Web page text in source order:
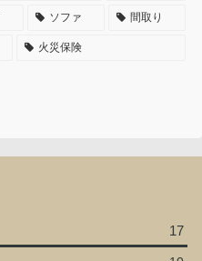
ソファ 間取り
火災保険
17